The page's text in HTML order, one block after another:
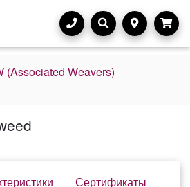
(Associated Weavers)
Сертификаты